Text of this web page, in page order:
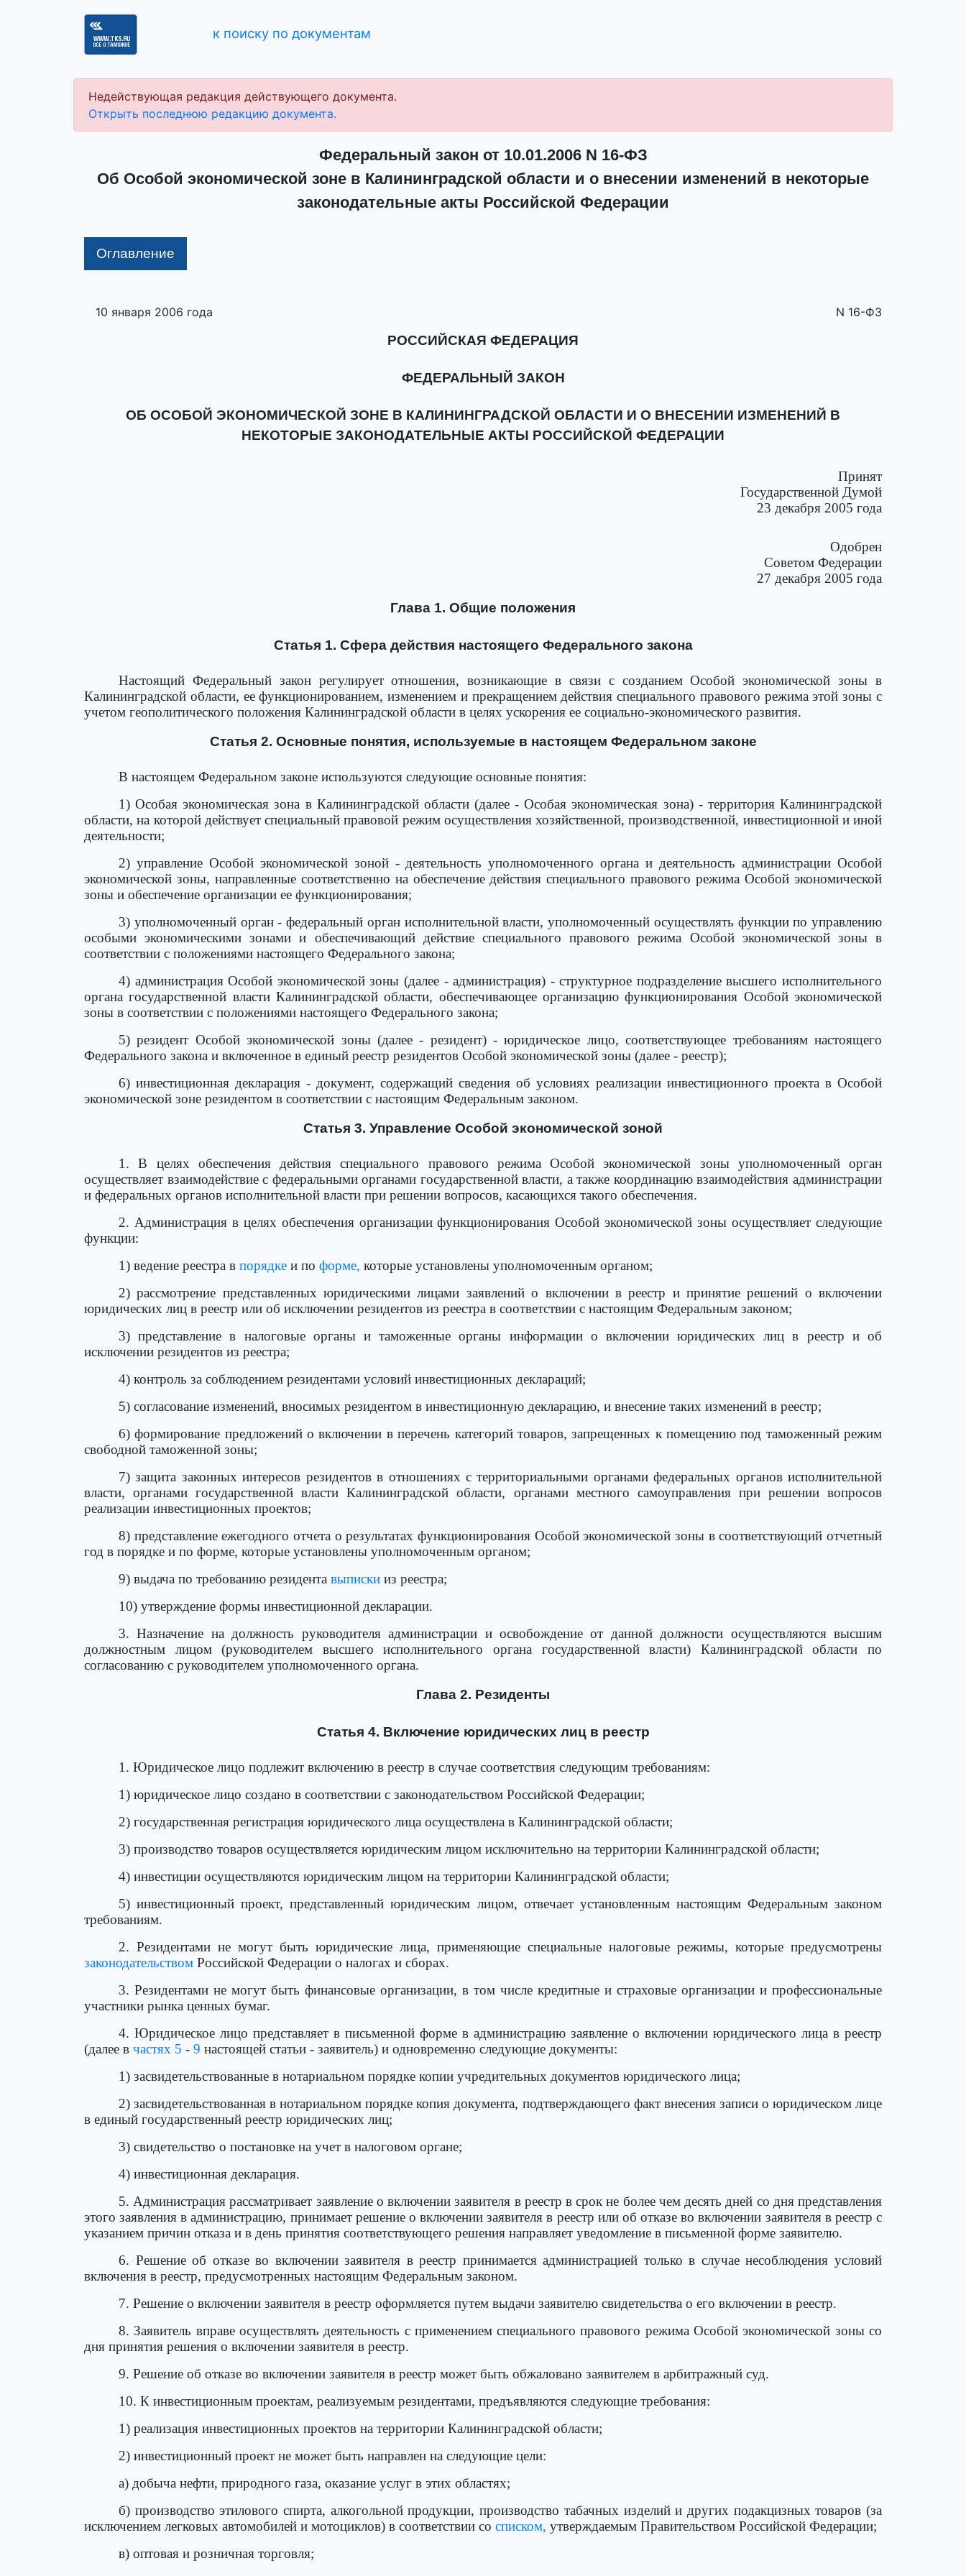
к поиску по документам
Недействующая редакция действующего документа.
Открыть последнюю редакцию документа.
Федеральный закон от 10.01.2006 N 16-ФЗ
Об Особой экономической зоне в Калининградской области и о внесении изменений в некоторые
законодательные акты Российской Федерации
Оглавление
10 января 2006 года N 16-ФЗ
РОССИЙСКАЯ ФЕДЕРАЦИЯ
ФЕДЕРАЛЬНЫЙ ЗАКОН
ОБ ОСОБОЙ ЭКОНОМИЧЕСКОЙ ЗОНЕ В КАЛИНИНГРАДСКОЙ ОБЛАСТИ И О ВНЕСЕНИИ ИЗМЕНЕНИЙ В
НЕКОТОРЫЕ ЗАКОНОДАТЕЛЬНЫЕ АКТЫ РОССИЙСКОЙ ФЕДЕРАЦИИ
Принят
Государственной Думой
23 декабря 2005 года
Одобрен
Советом Федерации
27 декабря 2005 года
Глава 1. Общие положения
Статья 1. Сфера действия настоящего Федерального закона
Настоящий Федеральный закон регулирует отношения, возникающие в связи с созданием Особой экономической зоны в
Калининградской области, ее функционированием, изменением и прекращением действия специального правового режима этой зоны с
учетом геополитического положения Калининградской области в целях ускорения ее социально-экономического развития.
Статья 2. Основные понятия, используемые в настоящем Федеральном законе
В настоящем Федеральном законе используются следующие основные понятия:
1) Особая экономическая зона в Калининградской области (далее - Особая экономическая зона) - территория Калининградской
области, на которой действует специальный правовой режим осуществления хозяйственной, производственной, инвестиционной и иной
деятельности;
2) управление Особой экономической зоной - деятельность уполномоченного органа и деятельность администрации Особой
экономической зоны, направленные соответственно на обеспечение действия специального правового режима Особой экономической
зоны и обеспечение организации ее функционирования;
3) уполномоченный орган - федеральный орган исполнительной власти, уполномоченный осуществлять функции по управлению
особыми экономическими зонами и обеспечивающий действие специального правового режима Особой экономической зоны в
соответствии с положениями настоящего Федерального закона;
4) администрация Особой экономической зоны (далее - администрация) - структурное подразделение высшего исполнительного
органа государственной власти Калининградской области, обеспечивающее организацию функционирования Особой экономической
зоны в соответствии с положениями настоящего Федерального закона;
5) резидент Особой экономической зоны (далее - резидент) - юридическое лицо, соответствующее требованиям настоящего
Федерального закона и включенное в единый реестр резидентов Особой экономической зоны (далее - реестр);
6) инвестиционная декларация - документ, содержащий сведения об условиях реализации инвестиционного проекта в Особой
экономической зоне резидентом в соответствии с настоящим Федеральным законом.
Статья 3. Управление Особой экономической зоной
1. В целях обеспечения действия специального правового режима Особой экономической зоны уполномоченный орган
осуществляет взаимодействие с федеральными органами государственной власти, а также координацию взаимодействия администрации
и федеральных органов исполнительной власти при решении вопросов, касающихся такого обеспечения.
2. Администрация в целях обеспечения организации функционирования Особой экономической зоны осуществляет следующие
функции:
1) ведение реестра в порядке и по форме, которые установлены уполномоченным органом;
2) рассмотрение представленных юридическими лицами заявлений о включении в реестр и принятие решений о включении
юридических лиц в реестр или об исключении резидентов из реестра в соответствии с настоящим Федеральным законом;
3) представление в налоговые органы и таможенные органы информации о включении юридических лиц в реестр и об
исключении резидентов из реестра;
4) контроль за соблюдением резидентами условий инвестиционных деклараций;
5) согласование изменений, вносимых резидентом в инвестиционную декларацию, и внесение таких изменений в реестр;
6) формирование предложений о включении в перечень категорий товаров, запрещенных к помещению под таможенный режим
свободной таможенной зоны;
7) защита законных интересов резидентов в отношениях с территориальными органами федеральных органов исполнительной
власти, органами государственной власти Калининградской области, органами местного самоуправления при решении вопросов
реализации инвестиционных проектов;
8) представление ежегодного отчета о результатах функционирования Особой экономической зоны в соответствующий отчетный
год в порядке и по форме, которые установлены уполномоченным органом;
9) выдача по требованию резидента выписки из реестра;
10) утверждение формы инвестиционной декларации.
3. Назначение на должность руководителя администрации и освобождение от данной должности осуществляются высшим
должностным лицом (руководителем высшего исполнительного органа государственной власти) Калининградской области по
согласованию с руководителем уполномоченного органа.
Глава 2. Резиденты
Статья 4. Включение юридических лиц в реестр
1. Юридическое лицо подлежит включению в реестр в случае соответствия следующим требованиям:
1) юридическое лицо создано в соответствии с законодательством Российской Федерации;
2) государственная регистрация юридического лица осуществлена в Калининградской области;
3) производство товаров осуществляется юридическим лицом исключительно на территории Калининградской области;
4) инвестиции осуществляются юридическим лицом на территории Калининградской области;
5) инвестиционный проект, представленный юридическим лицом, отвечает установленным настоящим Федеральным законом
требованиям.
2. Резидентами не могут быть юридические лица, применяющие специальные налоговые режимы, которые предусмотрены
законодательством Российской Федерации о налогах и сборах.
3. Резидентами не могут быть финансовые организации, в том числе кредитные и страховые организации и профессиональные
участники рынка ценных бумаг.
4. Юридическое лицо представляет в письменной форме в администрацию заявление о включении юридического лица в реестр
(далее в частях 5 - 9 настоящей статьи - заявитель) и одновременно следующие документы:
1) засвидетельствованные в нотариальном порядке копии учредительных документов юридического лица;
2) засвидетельствованная в нотариальном порядке копия документа, подтверждающего факт внесения записи о юридическом лице
в единый государственный реестр юридических лиц;
3) свидетельство о постановке на учет в налоговом органе;
4) инвестиционная декларация.
5. Администрация рассматривает заявление о включении заявителя в реестр в срок не более чем десять дней со дня представления
этого заявления в администрацию, принимает решение о включении заявителя в реестр или об отказе во включении заявителя в реестр с
указанием причин отказа и в день принятия соответствующего решения направляет уведомление в письменной форме заявителю.
6. Решение об отказе во включении заявителя в реестр принимается администрацией только в случае несоблюдения условий
включения в реестр, предусмотренных настоящим Федеральным законом.
7. Решение о включении заявителя в реестр оформляется путем выдачи заявителю свидетельства о его включении в реестр.
8. Заявитель вправе осуществлять деятельность с применением специального правового режима Особой экономической зоны со
дня принятия решения о включении заявителя в реестр.
9. Решение об отказе во включении заявителя в реестр может быть обжаловано заявителем в арбитражный суд.
10. К инвестиционным проектам, реализуемым резидентами, предъявляются следующие требования:
1) реализация инвестиционных проектов на территории Калининградской области;
2) инвестиционный проект не может быть направлен на следующие цели:
а) добыча нефти, природного газа, оказание услуг в этих областях;
б) производство этилового спирта, алкогольной продукции, производство табачных изделий и других подакцизных товаров (за
исключением легковых автомобилей и мотоциклов) в соответствии со списком, утверждаемым Правительством Российской Федерации;
в) оптовая и розничная торговля;